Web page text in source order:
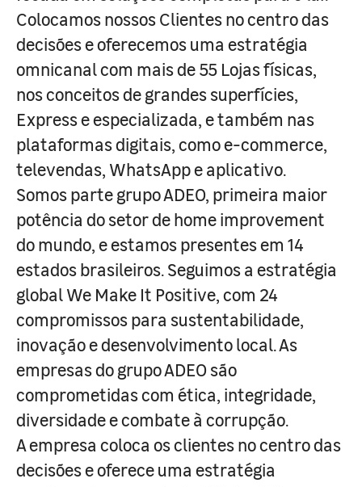
Colocamos nossos Clientes no centro das
decisões e oferecemos uma estratégia
omnicanal com mais de 55 Lojas físicas,
nos conceitos de grandes superfícies,
Express e especializada, e também nas
plataformas digitais, como e-commerce,
televendas, WhatsApp e aplicativo.
Somos parte grupo ADEO, primeira maior
potência do setor de home improvement
do mundo, e estamos presentes em 14
estados brasileiros. Seguimos a estratégia
global We Make It Positive, com 24
compromissos para sustentabilidade,
inovação e desenvolvimento local. As
empresas do grupo ADEO são
comprometidas com ética, integridade,
diversidade e combate à corrupção.
A empresa coloca os clientes no centro das
decisões e oferece uma estratégia